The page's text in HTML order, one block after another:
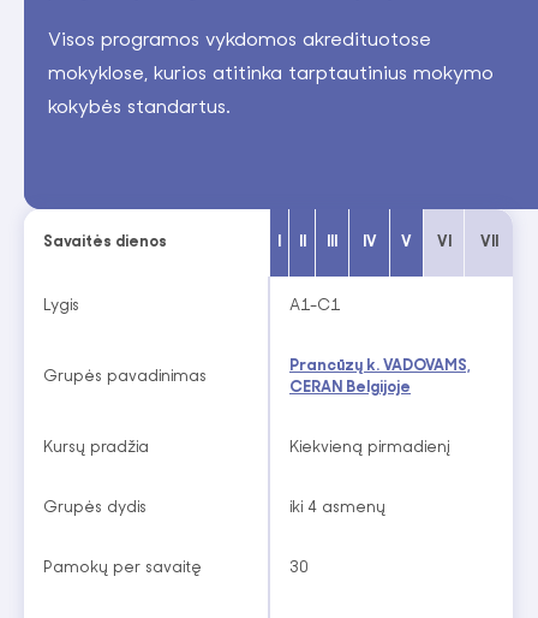
Visos programos vykdomos akredituotose
mokyklose, kurios atitinka tarptautinius mokymo
kokybės standartus.
Savaitės dienos IV V VI VII
Lygis A1-C1
Grupės pavadinimas
Prancūzų k. VADOVAMS,
CERAN Belgijoje
Kursų pradžia Kiekvieną pirmadienį
Grupės dydis iki 4 asmenų
Pamokų per savaitę 30